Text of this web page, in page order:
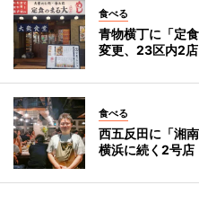
食べる
青物横丁に「定
変更、23区内2店
食べる
西五反田に「湘
横浜に続く2号店